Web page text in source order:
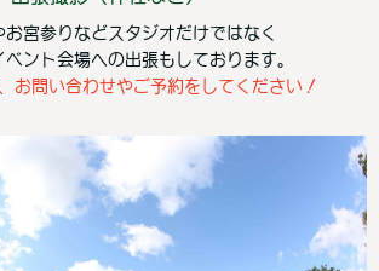
お宮参りなどスタジオだけではなく
ント会場への出張もしております。
お問い合わせやご予約をしてください！